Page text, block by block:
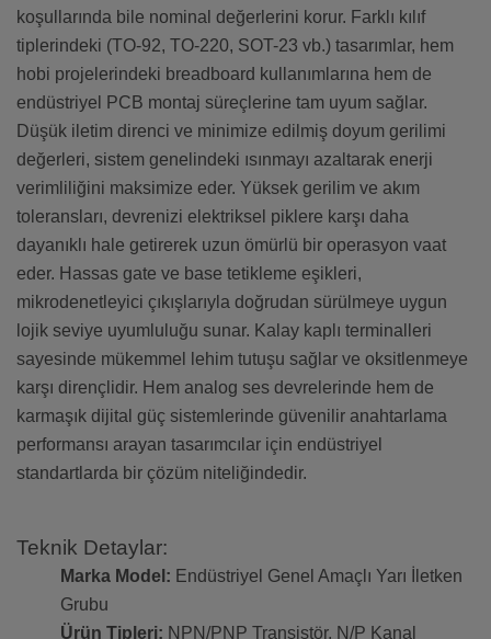
koşullarında bile nominal değerlerini korur. Farklı kılıf
tiplerindeki (TO-92, TO-220, SOT-23 vb.) tasarımlar, hem
hobi projelerindeki breadboard kullanımlarına hem de
endüstriyel PCB montaj süreçlerine tam uyum sağlar.
Düşük iletim direnci ve minimize edilmiş doyum gerilimi
değerleri, sistem genelindeki ısınmayı azaltarak enerji
verimliliğini maksimize eder. Yüksek gerilim ve akım
toleransları, devrenizi elektriksel piklere karşı daha
dayanıklı hale getirerek uzun ömürlü bir operasyon vaat
eder. Hassas gate ve base tetikleme eşikleri,
mikrodenetleyici çıkışlarıyla doğrudan sürülmeye uygun
lojik seviye uyumluluğu sunar. Kalay kaplı terminalleri
sayesinde mükemmel lehim tutuşu sağlar ve oksitlenmeye
karşı dirençlidir. Hem analog ses devrelerinde hem de
karmaşık dijital güç sistemlerinde güvenilir anahtarlama
performansı arayan tasarımcılar için endüstriyel
standartlarda bir çözüm niteliğindedir.
Teknik Detaylar:
Marka Model: Endüstriyel Genel Amaçlı Yarı İletken
Grubu
Ürün Tipleri: NPN/PNP Transistör, N/P Kanal